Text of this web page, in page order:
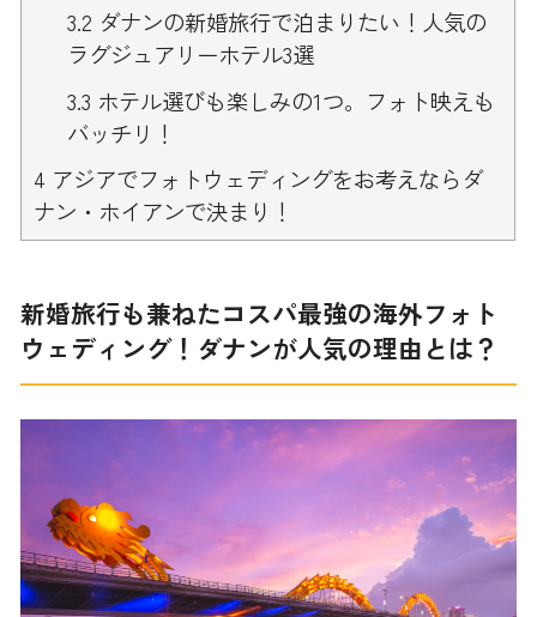
3.2 ダナンの新婚旅行で泊まりたい！人気の
ラグジュアリーホテル3選
3.3 ホテル選びも楽しみの1つ。フォト映えも
バッチリ！
4 アジアでフォトウェディングをお考えならダ
ナン・ホイアンで決まり！
新婚旅行も兼ねたコスパ最強の海外フォト
ウェディング！ダナンが人気の理由とは？